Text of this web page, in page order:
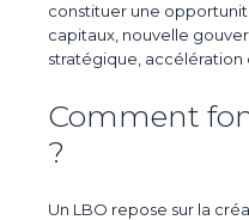
constituer une
capitaux, nouvelle
stratégique,
Comment
?
Un LBO repose sur la